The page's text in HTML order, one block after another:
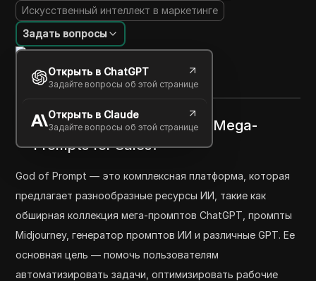
Искусственный интеллект в маркетинге
Задать вопросы
Открыть в ChatGPT
Задайте вопросы об этой странице
Открыть в Claude
Задайте вопросы об этой странице
Что такое 200+ ChatGPT Mega-
Prompts for Sales?
God of Prompt — это комплексная платформа, которая
предлагает разнообразные ресурсы ИИ, такие как
обширная коллекция мега-промптов ChatGPT, промпты
Midjourney, генератор промптов ИИ и различные GPT. Ее
основная цель — помочь пользователям
автоматизировать задачи, оптимизировать рабочие